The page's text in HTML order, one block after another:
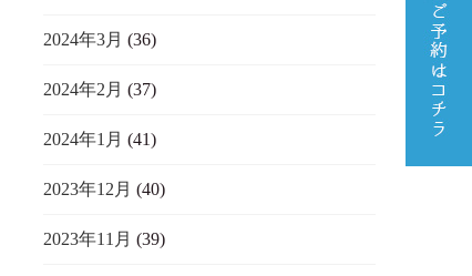
2024年3月 (36)
2024年2月 (37)
2024年1月 (41)
2023年12月 (40)
2023年11月 (39)